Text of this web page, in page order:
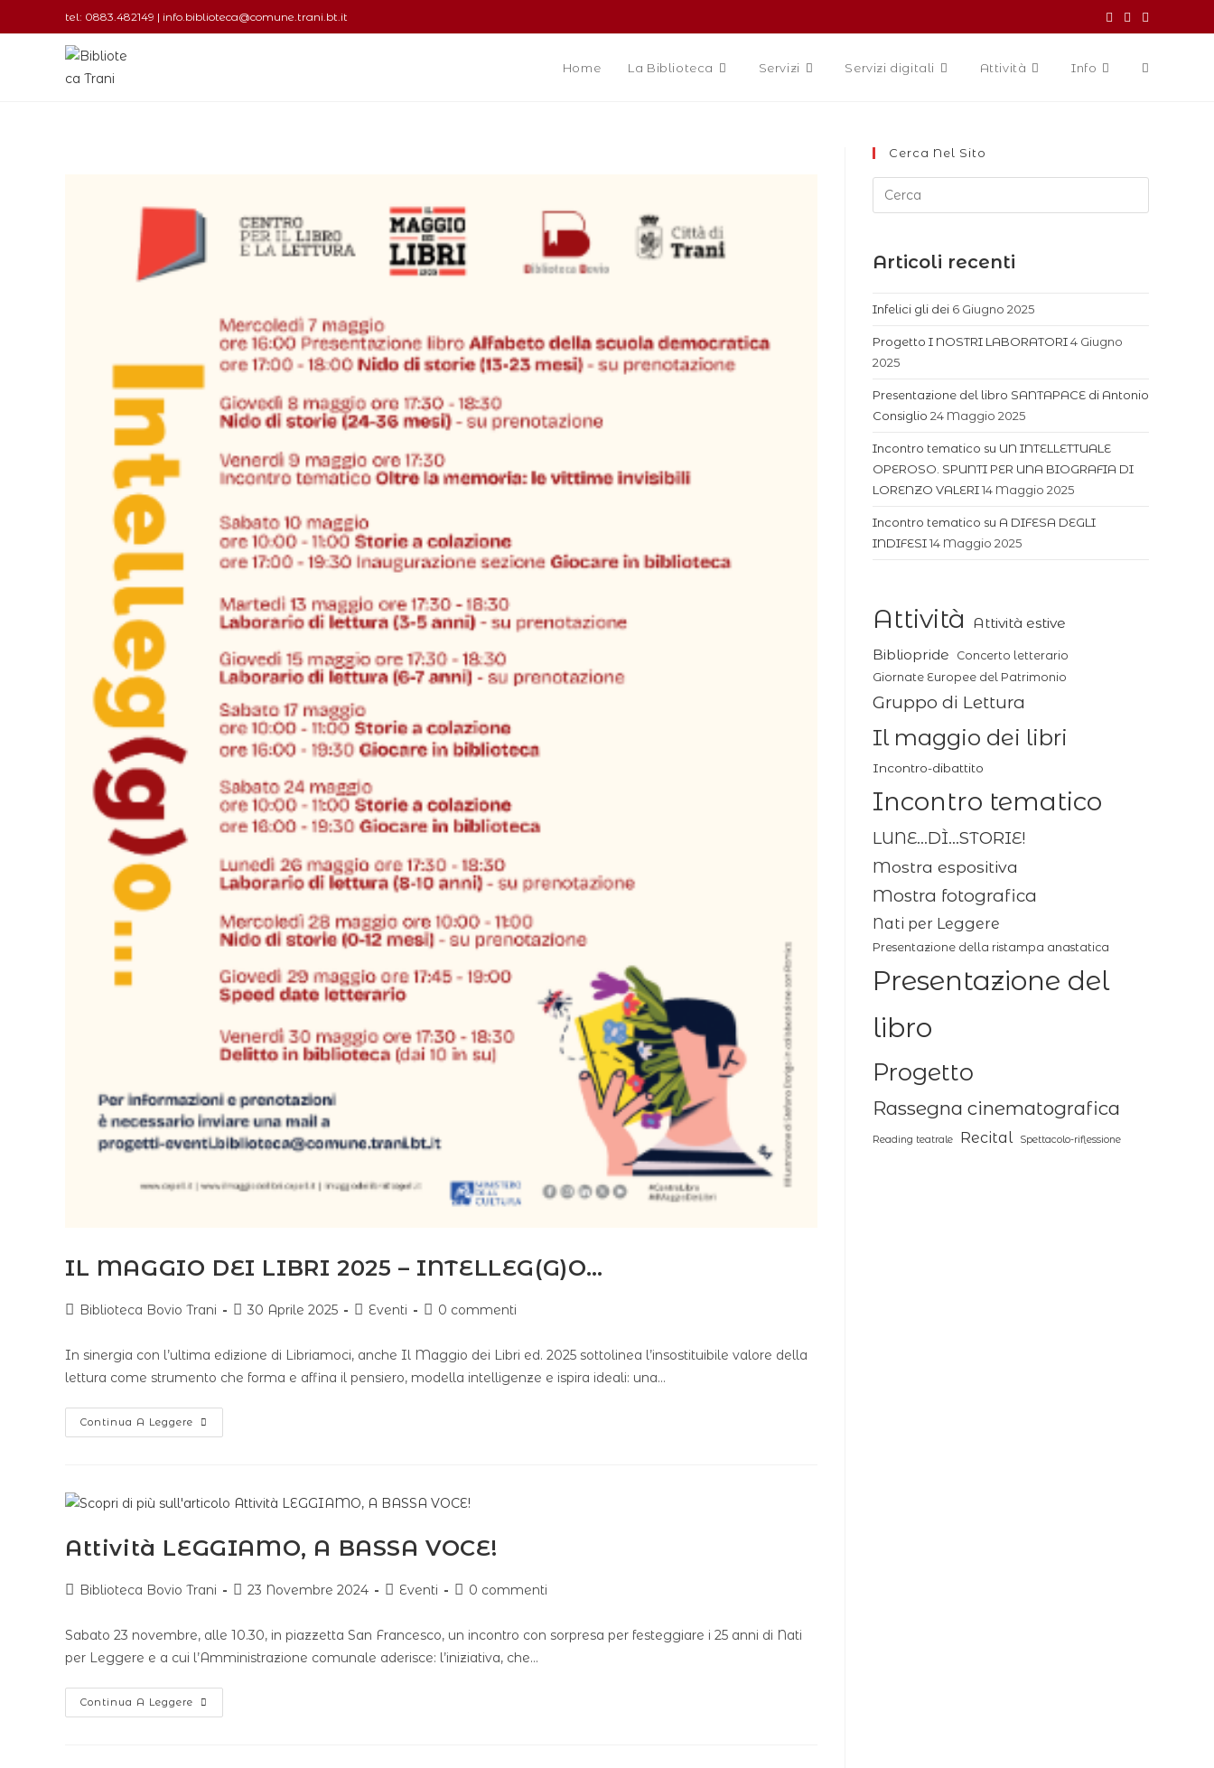
tel: 0883.482149 | info.biblioteca@comune.trani.bt.it
Home La Biblioteca Servizi Servizi digitali Attività Info
IL MAGGIO DEI LIBRI 2025 – INTELLEG(G)O…
Biblioteca Bovio Trani 30 Aprile 2025 Eventi 0 commenti
In sinergia con l’ultima edizione di Libriamoci, anche Il Maggio dei Libri ed. 2025 sottolinea l’insostituibile valore della
lettura come strumento che forma e affina il pensiero, modella intelligenze e ispira ideali: una…
Continua A Leggere
Attività LEGGIAMO, A BASSA VOCE!
Biblioteca Bovio Trani 23 Novembre 2024 Eventi 0 commenti
Sabato 23 novembre, alle 10.30, in piazzetta San Francesco, un incontro con sorpresa per festeggiare i 25 anni di Nati
per Leggere e a cui l’Amministrazione comunale aderisce: l’iniziativa, che…
Continua A Leggere
Cerca Nel Sito
Articoli recenti
Infelici gli dei 6 Giugno 2025
Progetto I NOSTRI LABORATORI4 Giugno
2025
Presentazione del libro SANTAPACE di Antonio
Consiglio 24 Maggio 2025
Incontro tematico su UN INTELLETTUALE
OPEROSO. SPUNTI PER UNA BIOGRAFIA DI
LORENZO VALERI14 Maggio 2025
Incontro tematico su A DIFESA DEGLI
INDIFESI14 Maggio 2025
Attività
Attività estive
Bibliopride
Concerto letterario
Giornate Europee del Patrimonio
Gruppo di Lettura
Il maggio dei libri
Incontro-dibattito
Incontro tematico
LUNE...DÌ...STORIE!
Mostra espositiva
Mostra fotografica
Nati per Leggere
Presentazione della ristampa anastatica
Presentazione del
libro
Progetto
Rassegna cinematografica
Reading teatrale Recital Spettacolo-riflessione